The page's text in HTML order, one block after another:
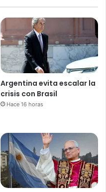
Argentina evita escalar la
crisis con Brasil
Hace 16 horas